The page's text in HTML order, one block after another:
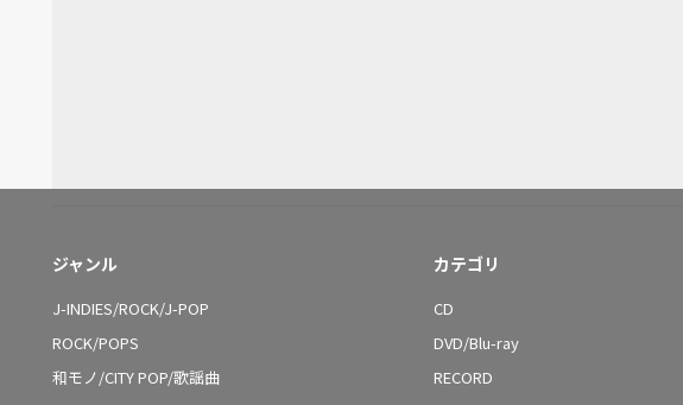
ジャンル
J-INDIES/ROCK/J-POP
ROCK/POPS
和モノ/CITY POP/歌謡曲
カテゴリ
CD
DVD/Blu-ray
RECORD